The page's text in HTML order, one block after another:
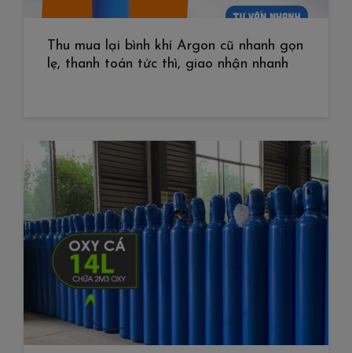
Thu mua lại bình khí Argon cũ nhanh gọn
lẹ, thanh toán tức thì, giao nhận nhanh